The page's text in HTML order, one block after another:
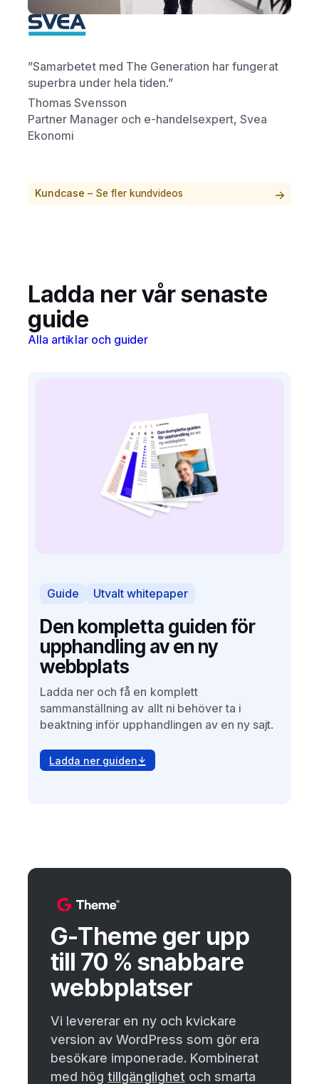
”Samarbetet med The Generation har fungerat
superbra under hela tiden.”
Thomas Svensson
Partner Manager och e-handelsexpert, Svea
Ekonomi
Kundcase – Se fler kundvideos
Ladda ner vår senaste
guide
Alla artiklar och guider
Guide Utvalt whitepaper
Den kompletta guiden för
upphandling av en ny
webbplats
Ladda ner och få en komplett
sammanställning av allt ni behöver ta i
beaktning inför upphandlingen av en ny sajt.
Ladda ner guiden
G-Theme ger upp
till 70 % snabbare
webbplatser
Vi levererar en ny och kvickare
version av WordPress som gör era
besökare imponerade. Kombinerat
med högtillgänglighet och smarta